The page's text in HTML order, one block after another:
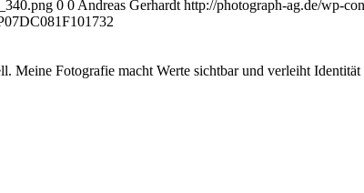
0 0 Andreas Gerhardt http://photograph-ag.de/wp-
Meine Fotografie macht Werte sichtbar und verleiht